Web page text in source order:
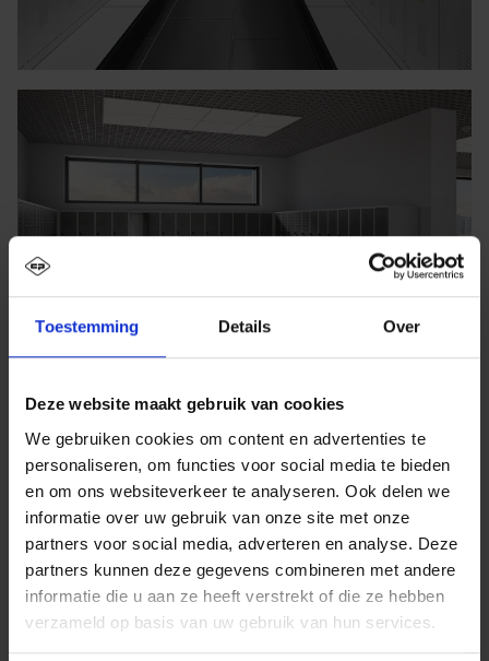
Toestemming Details Over
Deze website maakt gebruik van cookies
We gebruiken cookies om content en advertenties te
personaliseren, om functies voor social media te bieden
en om ons websiteverkeer te analyseren. Ook delen we
informatie over uw gebruik van onze site met onze
partners voor social media, adverteren en analyse. Deze
partners kunnen deze gegevens combineren met andere
informatie die u aan ze heeft verstrekt of die ze hebben
verzameld op basis van uw gebruik van hun services.